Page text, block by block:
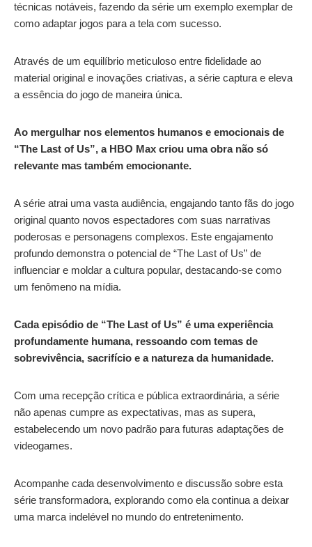
técnicas notáveis, fazendo da série um exemplo exemplar de
como adaptar jogos para a tela com sucesso.
Através de um equilíbrio meticuloso entre fidelidade ao
material original e inovações criativas, a série captura e eleva
a essência do jogo de maneira única.
Ao mergulhar nos elementos humanos e emocionais de
“The Last of Us”, a HBO Max criou uma obra não só
relevante mas também emocionante.
A série atrai uma vasta audiência, engajando tanto fãs do jogo
original quanto novos espectadores com suas narrativas
poderosas e personagens complexos. Este engajamento
profundo demonstra o potencial de “The Last of Us” de
influenciar e moldar a cultura popular, destacando-se como
um fenômeno na mídia.
Cada episódio de “The Last of Us” é uma experiência
profundamente humana, ressoando com temas de
sobrevivência, sacrifício e a natureza da humanidade.
Com uma recepção crítica e pública extraordinária, a série
não apenas cumpre as expectativas, mas as supera,
estabelecendo um novo padrão para futuras adaptações de
videogames.
Acompanhe cada desenvolvimento e discussão sobre esta
série transformadora, explorando como ela continua a deixar
uma marca indelével no mundo do entretenimento.